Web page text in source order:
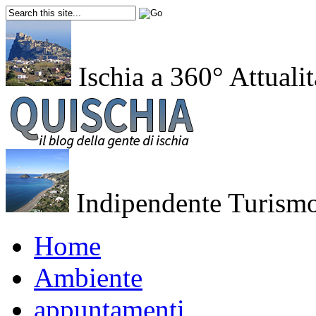
Ischia a 360°
Indipendente
Home
Ambiente
appuntamenti